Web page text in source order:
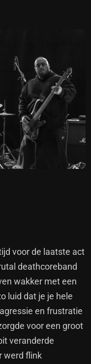
voor de laatste act
deathcoreband
wakker met een
luid dat je je hele
en frustratie
voor een groot
veranderde
werd flink